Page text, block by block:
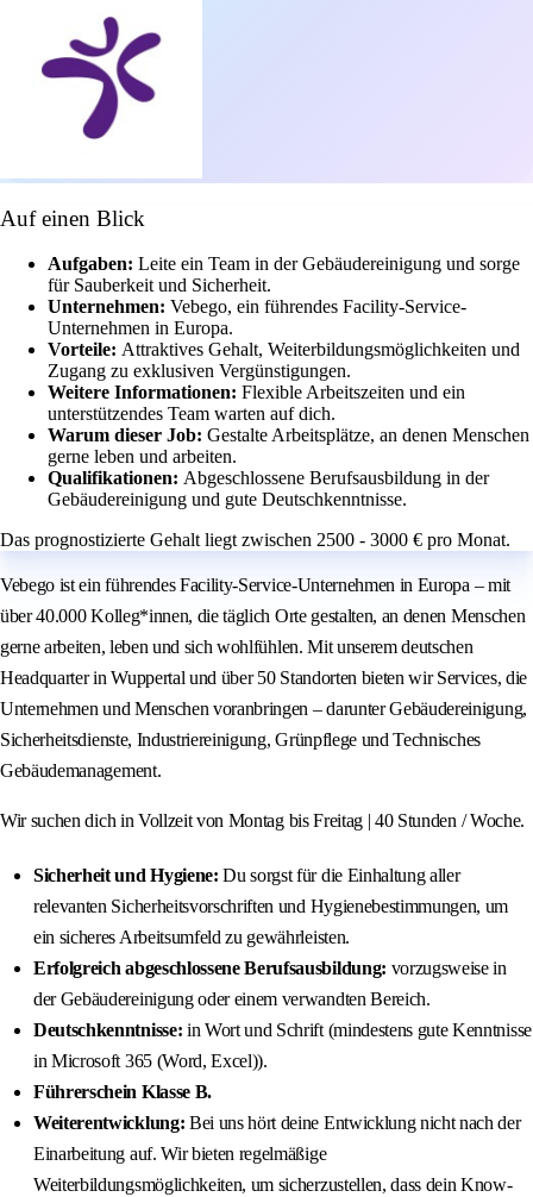
Auf einen Blick
Aufgaben: Leite ein Team in der Gebäudereinigung und sorge
für Sauberkeit und Sicherheit.
Unternehmen: Vebego, ein führendes Facility-Service-
Unternehmen in Europa.
Vorteile: Attraktives Gehalt, Weiterbildungsmöglichkeiten und
Zugang zu exklusiven Vergünstigungen.
Weitere Informationen: Flexible Arbeitszeiten und ein
unterstützendes Team warten auf dich.
Warum dieser Job: Gestalte Arbeitsplätze, an denen Menschen
gerne leben und arbeiten.
Qualifikationen: Abgeschlossene Berufsausbildung in der
Gebäudereinigung und gute Deutschkenntnisse.
Das prognostizierte Gehalt liegt zwischen 2500 - 3000 € pro Monat.
Vebego ist ein führendes Facility-Service-Unternehmen in Europa – mit
über 40.000 Kolleg*innen, die täglich Orte gestalten, an denen Menschen
gerne arbeiten, leben und sich wohlfühlen. Mit unserem deutschen
Headquarter in Wuppertal und über 50 Standorten bieten wir Services, die
Unternehmen und Menschen voranbringen – darunter Gebäudereinigung,
Sicherheitsdienste, Industriereinigung, Grünpflege und Technisches
Gebäudemanagement.
Wir suchen dich in Vollzeit von Montag bis Freitag | 40 Stunden / Woche.
Sicherheit und Hygiene: Du sorgst für die Einhaltung aller
relevanten Sicherheitsvorschriften und Hygienebestimmungen, um
ein sicheres Arbeitsumfeld zu gewährleisten.
Erfolgreich abgeschlossene Berufsausbildung: vorzugsweise in
der Gebäudereinigung oder einem verwandten Bereich.
Deutschkenntnisse: in Wort und Schrift (mindestens gute Kenntnisse
in Microsoft 365 (Word, Excel)).
Führerschein Klasse B.
Weiterentwicklung: Bei uns hört deine Entwicklung nicht nach der
Einarbeitung auf. Wir bieten regelmäßige
Weiterbildungsmöglichkeiten, um sicherzustellen, dass dein Know-